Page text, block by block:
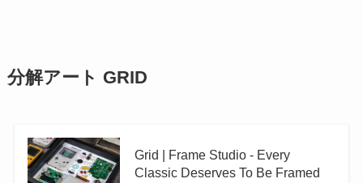
分解アート GRID
Grid | Frame Studio - Every
Classic Deserves To Be Framed